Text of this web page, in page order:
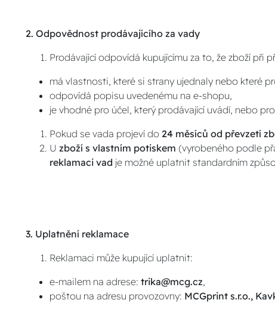
2. Odpovědnost prodávajícího za vady
Prodávající odpovídá kupujícímu za to, že zboží při
má vlastnosti, které si strany ujednaly nebo které
odpovídá popisu uvedenému na e-shopu,
je vhodné pro účel, který prodávající uvádí, nebo
Pokud se vada projeví do 24 měsíců od převzetí
Uzboží s vlastním potiskem (vyrobeného podle
reklamaci vad je možné uplatnit standardním
3. Uplatnění reklamace
Reklamaci může kupující uplatnit:
e-mailem na adrese:trika@mcg.cz,
poštou na adresu provozovny: MCGprint s.r.o.,